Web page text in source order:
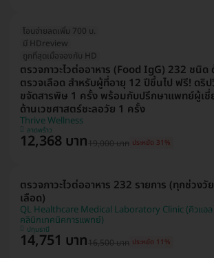
โอนจ่ายลดเพิ่ม 700 บ.
มี HDreview
ถูกที่สุดเมื่อจองกับ HD
ตรวจภาวะไวต่ออาหาร (Food IgG) 232 ชนิด
ตรวจเลือด สำหรับผู้ที่อายุ 12 ปีขึ้นไป ฟรี! ดริ
ขจัดสารพิษ 1 ครั้ง พร้อมกับปรึกษาแพทย์ผู้เ
ด้านเวชศาสตร์ชะลอวัย 1 ครั้ง
Thrive Wellness
ลาดพร้าว
12,368 บาท19,000 บาท ประหยัด 31%
ตรวจภาวะไวต่ออาหาร 232 รายการ (ทุกช่วงวัย
เลือด)
QL Healthcare Medical Laboratory Clinic (คิวแอล
คลินิกเทคนิคการแพทย์)
ปทุมธานี
14,751 บาท16,500 บาท ประหยัด 11%